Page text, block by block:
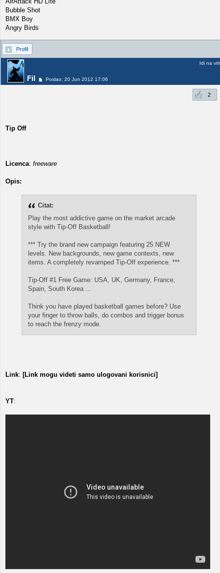
Bubble Shot
BMX Boy
Angry Birds
Profil
Fil Poslao: 20 Jun 2012 17:06
Idi na vrh
2
Tip Off
Licenca: freeware
Opis:
Citat:
Play the most addictive game on the market arcade
style with Tip-Off Basketball!
*** Try the brand new campaign featuring 25 NEW
levels. New backgrounds, new game contexts, new
items. A completely revamped Tip-Off experience. ***
Tip-Off #1 Free Game: USA, UK, Germany, France,
Spain, South Korea ...
Think you have played basketball games before? Use
your finger to throw balls, do combos and trigger bonus
to reach the frenzy mode.
Link: [Link mogu videti samo ulogovani korisnici]
YT: